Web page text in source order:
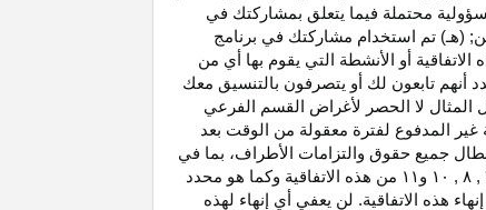
محتملة فيما يتعلق بمشاركتك في
(هـ) تم استخدام مشاركتك في برنامج
أو الأنشطة التي يقوم بها أي من
أنهم تابعون لك أو يتصرفون بالتنسيق معك
المثال لا الحصر لأغراض القسم الفرعي
العمولة غير المدفوع لفترة معقولة من الوقت بعد
جميع حقوق والتزامات الأطراف، بما في
۸ , ۱۰ و۱۱ من هذه الاتفاقية وكما هو محدد
هذه الاتفاقية. لن يعفي أي إنهاء لهذه